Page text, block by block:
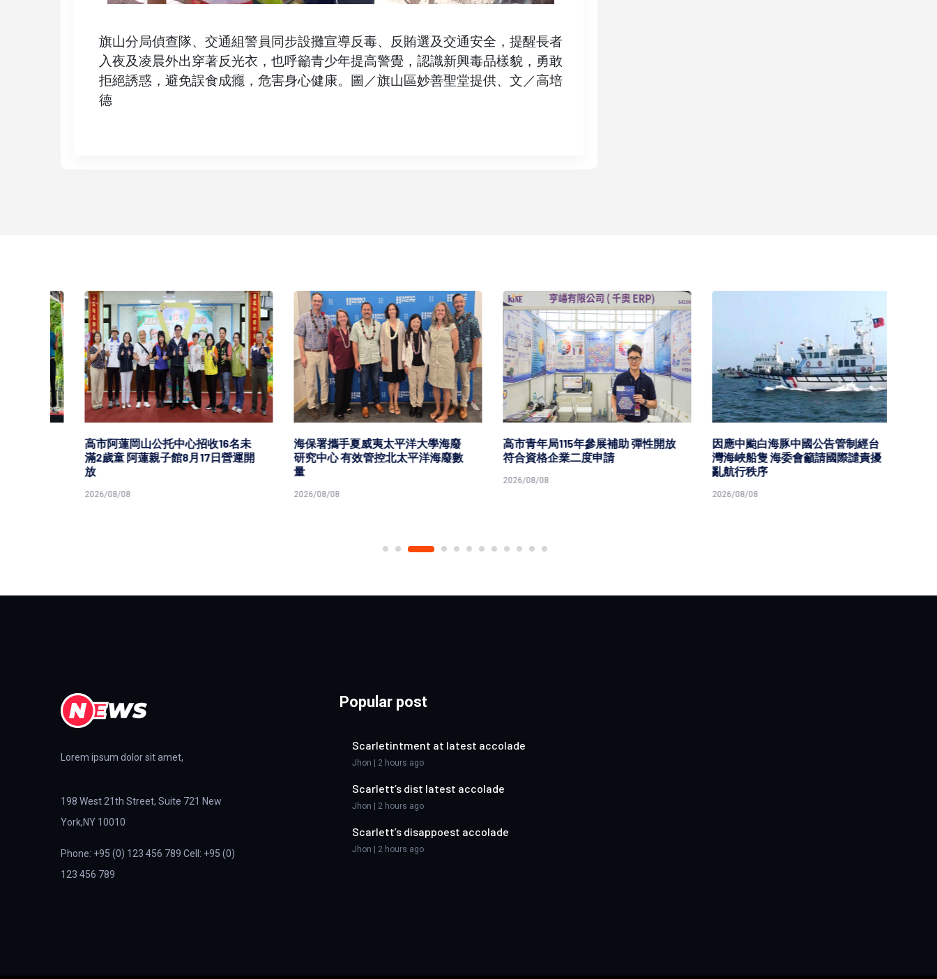
旗山分局偵查隊、交通組警員同步設攤宣導反毒、反賄選及交通安全，提醒長者
入夜及凌晨外出穿著反光衣，也呼籲青少年提高警覺，認識新興毒品樣貌，勇敢
拒絕誘惑，避免誤食成癮，危害身心健康。圖／旗山區妙善聖堂提供、文／高培
德
高市阿蓮岡山公托中心招收16名未
滿2歲童 阿蓮親子館8月17日營運開
2026/08/08
海保署攜手夏威夷太平洋大學海廢
研究中心 有效管控北太平洋海廢數
2026/08/08
高市青年局115年參展補助 彈性開放
符合資格企業二度申請
2026/08/08
因應中颱白海豚中國公告管制經台
灣海峽船隻 海委會籲請國際譴責擾
亂航行秩序
2026/08/08
Lorem ipsum dolor sit amet,
198 West 21th Street, Suite 721 New
York,NY 10010
Phone: +95 (0) 123 456 789 Cell: +95 (0)
123 456 789
Popular post
Scarletintment at latest accolade
Jhon | 2 hours ago
Scarlett’s dist latest accolade
Jhon | 2 hours ago
Scarlett’s disappoest accolade
Jhon | 2 hours ago